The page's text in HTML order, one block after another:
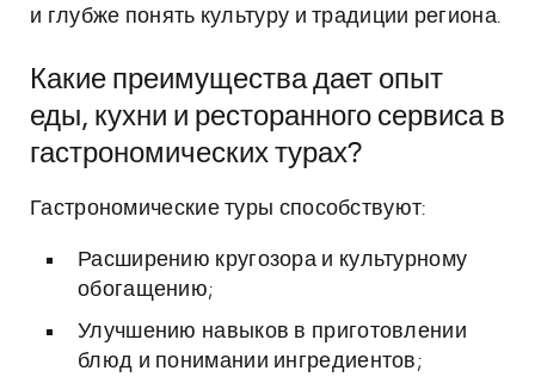
и глубже понять культуру и традиции региона.
Какие преимущества дает опыт
еды, кухни и ресторанного сервиса в
гастрономических турах?
Гастрономические туры способствуют:
Расширению кругозора и культурному
обогащению;
Улучшению навыков в приготовлении
блюд и понимании ингредиентов;